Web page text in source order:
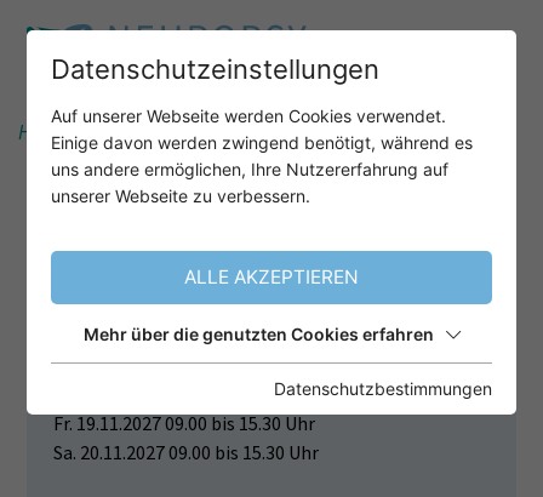
Home Unser Angebot
UMGANG MIT KRISEN UND
SUIZIDALITÄT IN DER
NEUROPSYCHOLOGIE
Fr. 19.11.2027 09.00 bis 15.30 Uhr
Sa. 20.11.2027 09.00 bis 15.30 Uhr
Datenschutzeinstellungen
Auf unserer Webseite werden Cookies verwendet.
Einige davon werden zwingend benötigt, während es
uns andere ermöglichen, Ihre Nutzererfahrung auf
unserer Webseite zu verbessern.
ALLE AKZEPTIEREN
Mehr über die genutzten Cookies erfahren
Datenschutzbestimmungen